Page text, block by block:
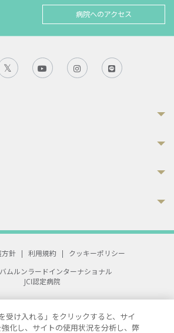
病院へのアクセス
方針 | 利用規約 |
クッキーポリシー
ムルンラードインターナショナル
JCI認定病院
All rights reserved.
受け入れる」をクリックすると、サイ
強化し、サイトの使用状況を分析し、弊